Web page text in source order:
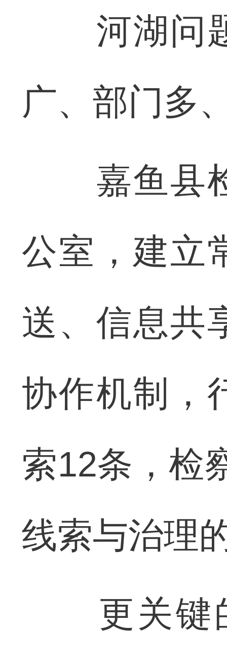
河湖问题
广、部门多
嘉鱼县检
公室，建立
送、信息共
协作机制，
索12条，检
线索与治理
更关键的